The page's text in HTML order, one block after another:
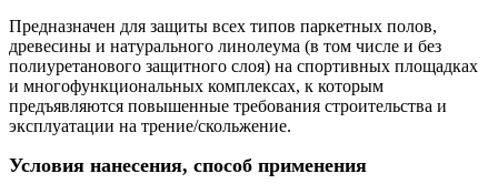
Предназначен для защиты всех типов паркетных полов,
древесины и натурального линолеума (в том числе и без
полиуретанового защитного слоя) на спортивных площадках
и многофункциональных комплексах, к которым
предъявляются повышенные требования строительства и
эксплуатации на трение/скольжение.
Условия нанесения, способ применения